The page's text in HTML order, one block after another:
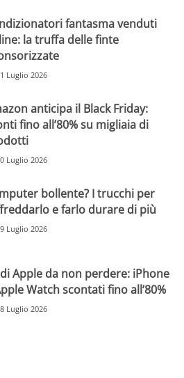
fantasma venduti
la truffa delle finte
Luglio 2026
anticipa il Black Friday:
fino all’80% su migliaia di
Luglio 2026
bollente? I trucchi per
e farlo durare di più
Luglio 2026
Apple da non perdere: iPhone
Watch scontati fino all’80%
Luglio 2026